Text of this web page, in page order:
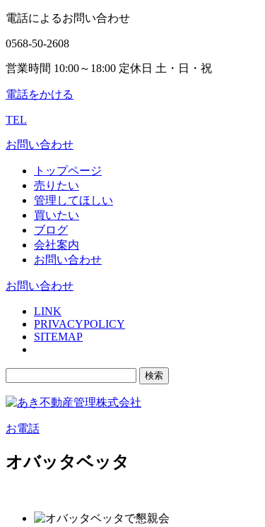
電話によるお問い合わせ
0568-50-2608
営業時間 10:00～18:00 定休日 土・日・祝
電話をかける
TEL
お問い合わせ
トップページ
売りたい
管理してほしい
買いたい
ブログ
会社案内
お問い合わせ
お問い合わせ
LINK
PRIVACYPOLICY
SITEMAP
お電話
オバッタベッタ